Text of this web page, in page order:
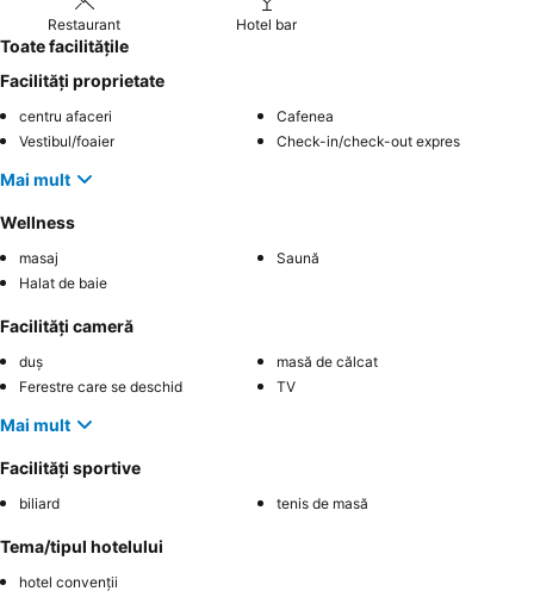
Restaurant Hotel bar
Toate facilitățile
Facilități proprietate
centru afaceri
Cafenea
Vestibul/foaier
Check-in/check-out expres
Mai mult
Wellness
masaj
Saună
Halat de baie
Facilități cameră
duș
masă de călcat
Ferestre care se deschid
TV
Mai mult
Facilități sportive
biliard tenis de masă
Tema/tipul hotelului
hotel convenții